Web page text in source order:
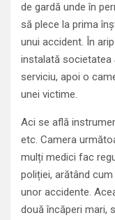
de gardă unde în
să plece la prima
unui accident. În
instalată societatea
serviciu, apoi o
unei victime.
Aci se află
etc. Camera
mulți medici fac
poliției, arătând
unor accidente.
două încăperi mari,